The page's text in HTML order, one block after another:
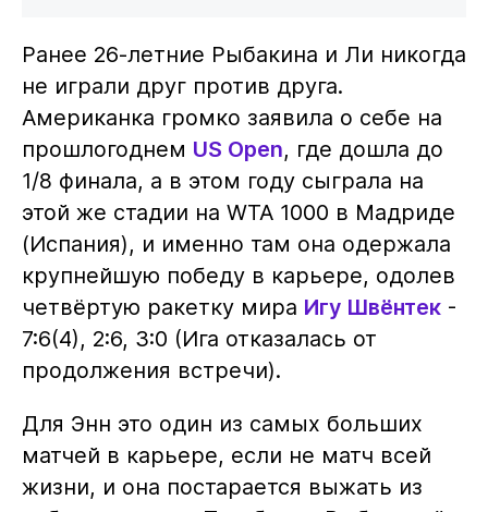
Ранее 26-летние Рыбакина и Ли никогда
не играли друг против друга.
Американка громко заявила о себе на
прошлогоднем US Open, где дошла до
1/8 финала, а в этом году сыграла на
этой же стадии на WTA 1000 в Мадриде
(Испания), и именно там она одержала
крупнейшую победу в карьере, одолев
четвёртую ракетку мира Игу Швёнтек-
7:6(4), 2:6, 3:0 (Ига отказалась от
продолжения встречи).
Для Энн это один из самых больших
матчей в карьере, если не матч всей
жизни, и она постарается выжать из